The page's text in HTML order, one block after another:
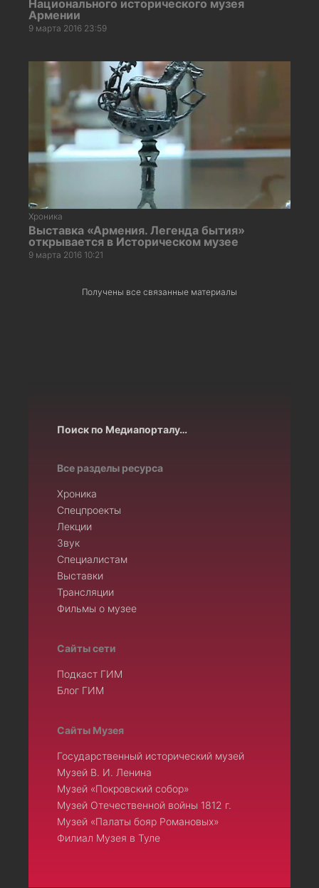
Национального исторического музея
Армении
9 марта 2016 23:59
Хроника
Выставка «Армения. Легенда бытия»
открывается в Историческом музее
9 марта 2016 10:21
Получены все связанные материалы
Поиск по Медиапорталу…
Все разделы ресурса
Хроника
Спецпроекты
Лекции
Звук
Специалистам
Выставки
Трансляции
Фильмы о музее
Сайты сети
Подкаст ГИМ
Блог ГИМ
Сайты Музея
Государственный исторический музей
Музей В. И. Ленина
Музей «Покровский собор»
Музей Отечественной войны 1812 г.
Музей «Палаты бояр Романовых»
Филиал Музея в Туле